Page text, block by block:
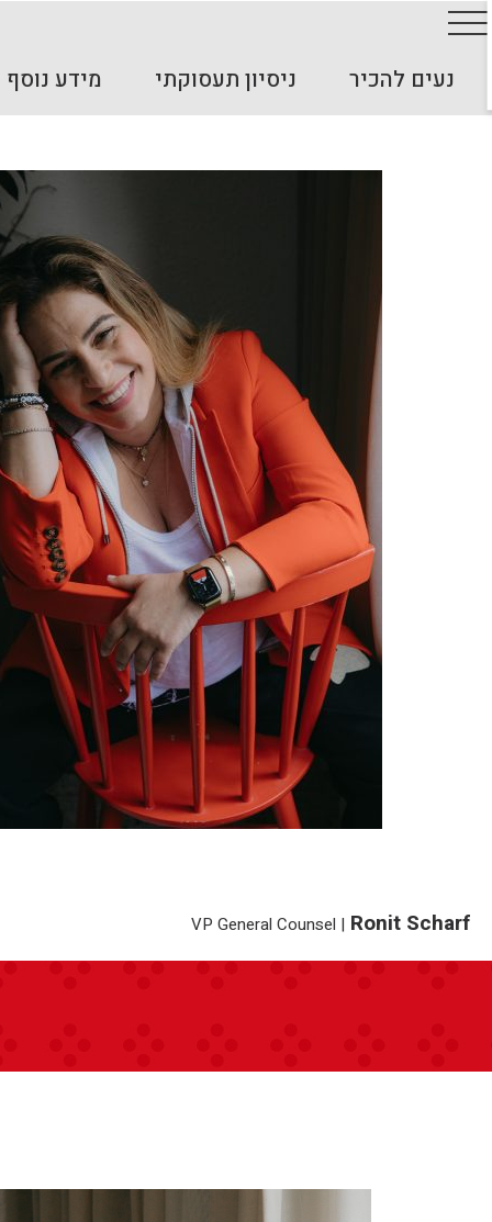
נעים להכיר ניסיון תעסוקתי מידע נוסף
Ronit Scharf
|
VP General Counsel